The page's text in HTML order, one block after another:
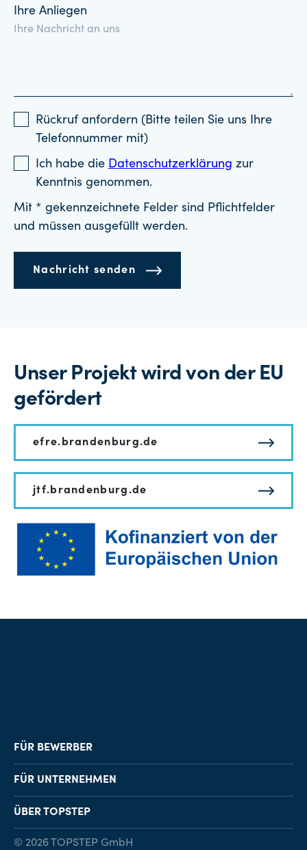
Ihre Anliegen
Rückruf anfordern (Bitte teilen Sie uns Ihre
Telefonnummer mit)
Ich habe die Datenschutzerklärung zur
Kenntnis genommen.
Mit * gekennzeichnete Felder sind Pflichtfelder
und müssen ausgefüllt werden.
Nachricht senden
Unser Projekt wird von der EU
gefördert
efre.brandenburg.de
jtf.brandenburg.de
FÜR BEWERBER
Job-Finder
Karriereberatung
FÜR UNTERNEHMEN
Personalvermittlung
Personalsuche
ÜBER TOPSTEP
© 2026 TOPSTEP GmbH